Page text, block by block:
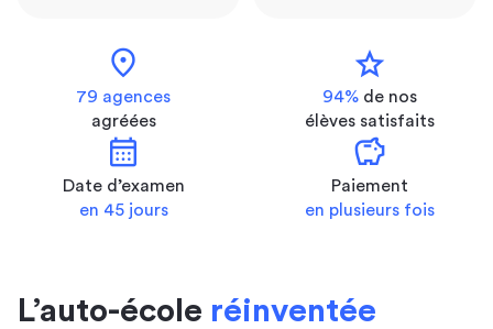
location_on
79 agences
agréées
star
94% de nos
élèves satisfaits
calendar_month
Date d’examen
en 45 jours
savings
Paiement
en plusieurs fois
L’auto-école réinventée